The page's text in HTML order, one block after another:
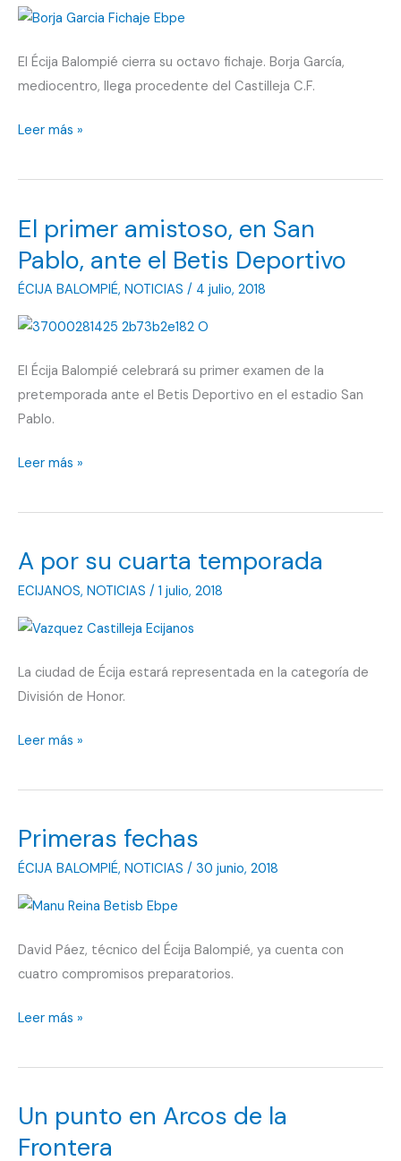
El Écija Balompié cierra su octavo fichaje. Borja García,
mediocentro, llega procedente del Castilleja C.F.
Borja
del
aterriza
en
Leer más »
El primer amistoso, en San
Pablo, ante el Betis Deportivo
ÉCIJA BALOMPIÉ, NOTICIAS / 4 julio, 2018
El Écija Balompié celebrará su primer examen de la
pretemporada ante el Betis Deportivo en el estadio San
Pablo.
El
amistoso,
San
Pablo,
el
Deportivo
Leer más »
A por su cuarta temporada
ECIJANOS, NOTICIAS / 1 julio, 2018
La ciudad de Écija estará representada en la categoría de
División de Honor.
A
su
temporada
Leer más »
Primeras fechas
ÉCIJA BALOMPIÉ, NOTICIAS / 30 junio, 2018
David Páez, técnico del Écija Balompié, ya cuenta con
cuatro compromisos preparatorios.
Primeras
Leer más »
Un punto en Arcos de la
Frontera